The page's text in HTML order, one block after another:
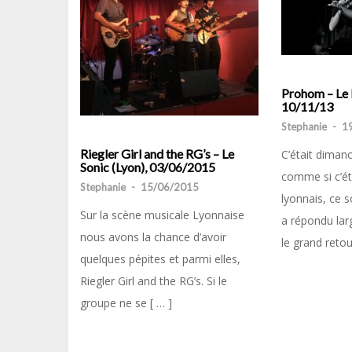
Riegler Girl and the RG’s – Le
Sonic (Lyon), 03/06/2015
Stephanie - 15/06/2015
Sur la scène musicale Lyonnaise
nous avons la chance d’avoir
quelques pépites et parmi elles,
Riegler Girl and the RG’s. Si le
groupe ne se [ … ]
Prohom –
10/11/13
Stephanie -
C’était
comme si
lyonnais, ce
a répondu
le grand